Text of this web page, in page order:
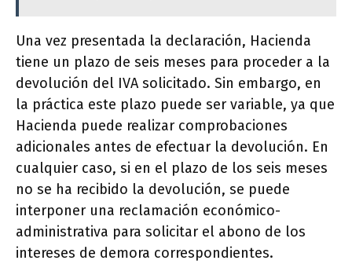
Una vez presentada la declaración, Hacienda
tiene un plazo de seis meses para proceder a la
devolución del IVA solicitado. Sin embargo, en
la práctica este plazo puede ser variable, ya que
Hacienda puede realizar comprobaciones
adicionales antes de efectuar la devolución. En
cualquier caso, si en el plazo de los seis meses
no se ha recibido la devolución, se puede
interponer una reclamación económico-
administrativa para solicitar el abono de los
intereses de demora correspondientes.